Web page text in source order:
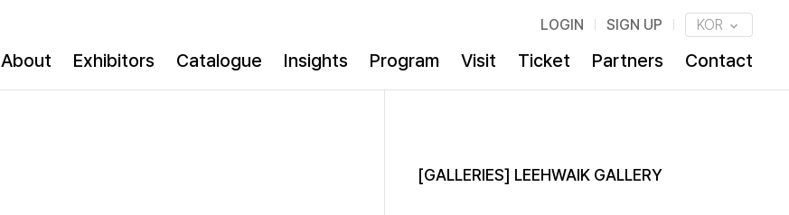
LOGIN SIGN UP KOR
About Exhibitors Catalogue Insights Program Visit Ticket Partners Contact
[GALLERIES] LEEHWAIK GALLERY